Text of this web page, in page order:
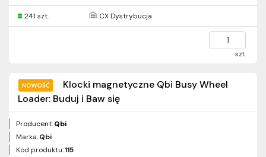
241 szt. CX Dystrybucja
szt.
Klocki magnetyczne Qbi Busy Wheel
Loader: Buduj i Baw się
Producent:Qbi
Marka:Qbi
Kod produktu:115